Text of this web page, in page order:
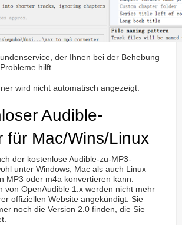
der Ihnen bei der Behebung
hilft.
wird nicht automatisch angezeigt.
Audible-
für Mac/Wins/Linux
der kostenlose Audible-zu-MP3-
unter Windows, Mac als auch Linux
MP3 oder m4a konvertieren kann.
von OpenAudible 1.x werden nicht mehr
offiziellen Website angekündigt. Sie
noch die Version 2.0 finden, die Sie